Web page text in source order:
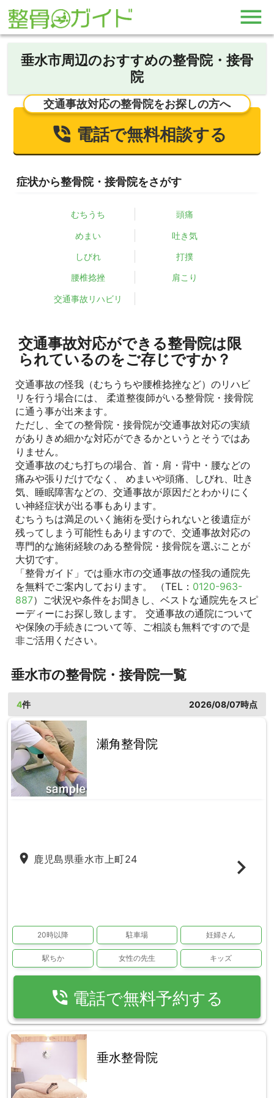
垂水市周辺のおすすめの整骨院・接骨
院
交通事故対応の整骨院をお探しの方へ
電話で無料相談する
症状から整骨院・接骨院をさがす
むちうち 頭痛
めまい 吐き気
しびれ 打撲
腰椎捻挫 肩こり
交通事故リハビリ
交通事故対応ができる整骨院は限
られているのをご存じですか？
交通事故の怪我（むちうちや腰椎捻挫など）のリハビ
リを行う場合には、 柔道整復師がいる整骨院・接骨院
に通う事が出来ます。
ただし、全ての整骨院・接骨院が交通事故対応の実績
がありきめ細かな対応ができるかというとそうではあ
りません。
交通事故のむち打ちの場合、首・肩・背中・腰などの
痛みや張りだけでなく、 めまいや頭痛、しびれ、吐き
気、睡眠障害などの、交通事故が原因だとわかりにく
い神経症状が出る事もあります。
むちうちは満足のいく施術を受けられないと後遺症が
残ってしまう可能性もありますので、交通事故対応の
専門的な施術経験のある整骨院・接骨院を選ぶことが
大切です。
「整骨ガイド」では垂水市の交通事故の怪我の通院先
を無料でご案内しております。 （TEL： 0120-963-
887）ご状況や条件をお聞きし、ベストな通院先をスピ
ーディーにお探し致します。 交通事故の通院について
や保険の手続きについて等、ご相談も無料ですので是
非ご活用ください。
垂水市の整骨院・接骨院一覧
4件 2026/08/07時点
瀬角整骨院
place 鹿児島県垂水市上町24
20時以降 駐車場 妊婦さん
駅ちか 女性の先生 キッズ
phone_in_talk 電話で無料予約する
垂水整骨院